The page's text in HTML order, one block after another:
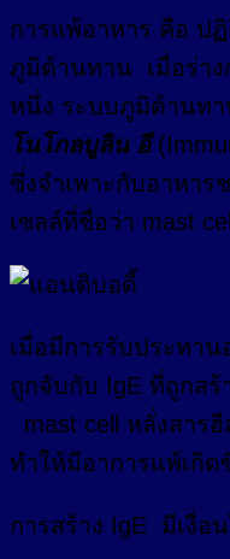
การแพ้อาหาร คือ ป
ภูมิต้านทาน เมื่อร่า
หนึ่ง ระบบภูมิต้านท
โนโกลบูลิน อี
ซึ่งจำเพาะกับอาหา
เซลล์ที่ชื่อว่า mast cell
เมื่อมีการรับประทา
ถูกจับกับ IgE ที่ถูกสร้
mast cell หลั่งสาร
ทำให้มีอาการแพ้เกิด
การสร้าง IgE มีเงื่อ